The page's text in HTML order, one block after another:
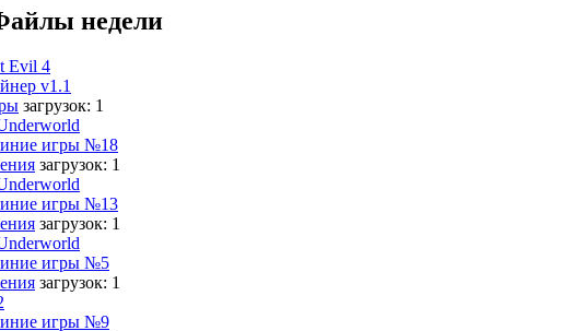
недели
Evil 4
v1.1
загрузок: 1
игры №18
загрузок: 1
игры №13
загрузок: 1
игры №5
загрузок: 1
игры №9